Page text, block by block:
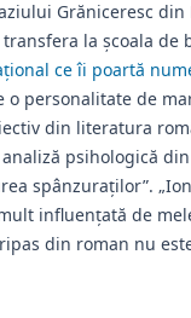
Grăniceresc
la școala de
ce îi poartă
o personalitate de
din literatura
psihologică
spânzuraților”.
influențată de
din roman nu